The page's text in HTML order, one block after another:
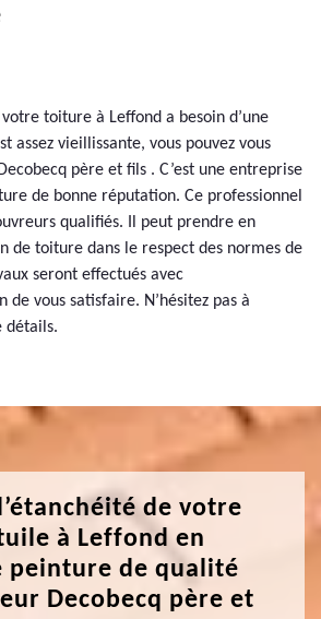
toiture à Leffond a besoin d’une
assez vieillissante, vous pouvez vous
père et fils . C’est une entreprise
de bonne réputation. Ce professionnel
qualifiés. Il peut prendre en
de toiture dans le respect des normes de
seront effectués avec
de vous satisfaire. N’hésitez pas à
détails.
de votre
à Leffond en
peinture de qualité
Decobecq père et